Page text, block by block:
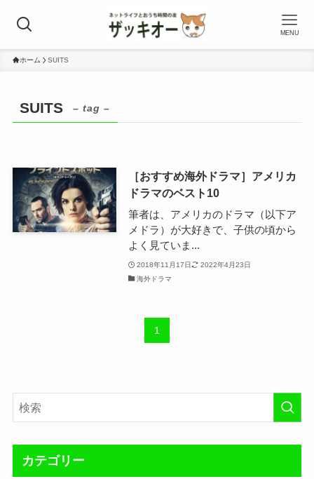
MENU
ホーム SUITS
SUITS – tag –
［おすすめ海外ドラマ］アメリカ
ドラマのベスト10
筆者は、アメリカのドラマ（以下ア
メドラ）が大好きで、子供の頃から
よく見ていま...
2018年11月17日
2022年4月23日
海外ドラマ
1
カテゴリー